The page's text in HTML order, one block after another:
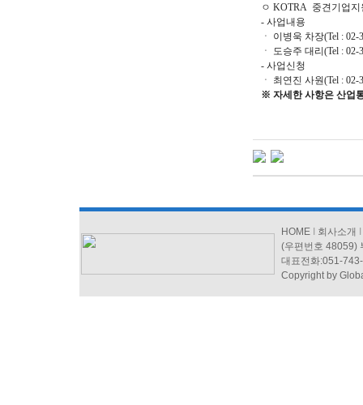
ㅇ KOTRA 중견기업지
- 사업내용
ㆍ 이병욱 차장(Tel : 02-
ㆍ 도승주 대리(Tel : 02-
- 사업신청
ㆍ 최연진 사원(Tel : 02-
※ 자세한 사항은 산업